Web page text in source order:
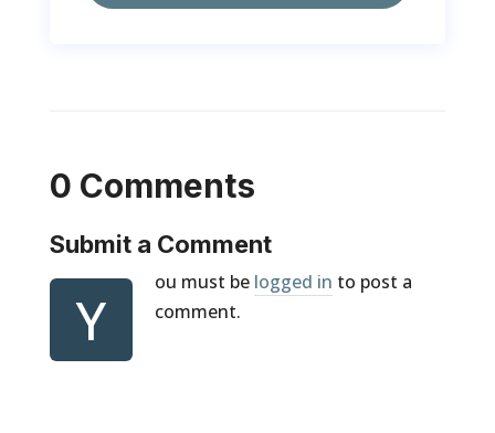
0 Comments
Submit a Comment
Y
ou must be logged in to post a
comment.